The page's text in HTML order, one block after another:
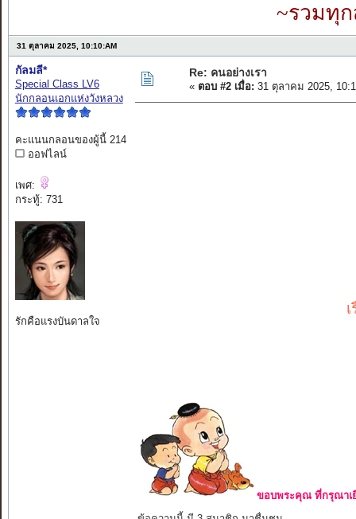
~รวมทุ
31 ตุลาคม 2025, 10:10:AM
กัลมลี*
Special Class LV6
นักกลอนเอกแห่งวังหลวง
คะแนนกลอนของผู้นี้ 214
ออฟไลน์
เพศ:
กระทู้: 731
รักคือแรงบันดาลใจ
Re: คนอย่างเรา
« ตอบ #2 เมื่อ: 31 ตุลาคม 2025,
ขอบพระคุณ ที่กรุณาเ